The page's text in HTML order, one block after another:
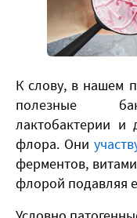
К слову, в нашем
полезные
лактобактерии и
флора. Они
ферментов,
флорой подавляя